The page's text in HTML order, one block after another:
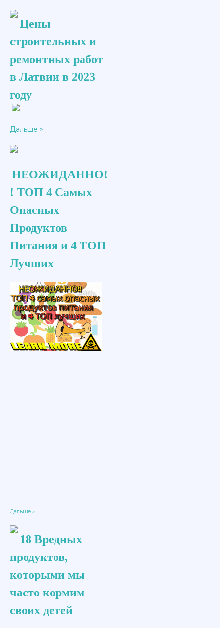
Цены
строительных и
ремонтных работ
в Латвии в 2023
году
Дальше »
НЕОЖИДАННО!
! ТОП 4 Самых
Опасных
Продуктов
Питания и 4 ТОП
Лучших
Дальше »
18 Вредных
продуктов,
которыми мы
часто кормим
своих детей